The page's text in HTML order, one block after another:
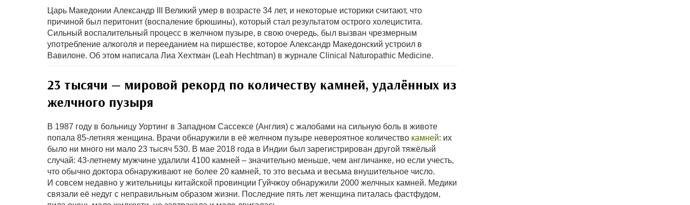
Царь Македонии Александр III Великий умер в возрасте 34 лет, и некоторые историки считают, что
причиной был перитонит (воспаление брюшины), который стал результатом острого холецистита.
Сильный воспалительный процесс в желчном пузыре, в свою очередь, был вызван чрезмерным
употребление алкоголя и перееданием на пиршестве, которое Александр Македонский устроил в
Вавилоне. Об этом написала Лиа Хехтман (Leah Hechtman) в журнале Clinical Naturopathic Medicine.
23 тысячи — мировой рекорд по количеству камней, удалённых из
желчного пузыря
В 1987 году в больницу Уортинг в Западном Сассексе (Англия) с жалобами на сильную боль в животе
попала 85-летняя женщина. Врачи обнаружили в её желчном пузыре невероятное количество камней: их
было ни много ни мало 23 тысяч 530. В мае 2018 года в Индии был зарегистрирован другой тяжёлый
случай: 43-летнему мужчине удалили 4100 камней – значительно меньше, чем англичанке, но если учесть,
что обычно доктора обнаруживают не более 20 камней, то это весьма и весьма внушительное число.
И совсем недавно у жительницы китайской провинции Гуйчжоу обнаружили 2000 желчных камней. Медики
связали её недуг с неправильным образом жизни. Последние пять лет женщина питалась фастфудом,